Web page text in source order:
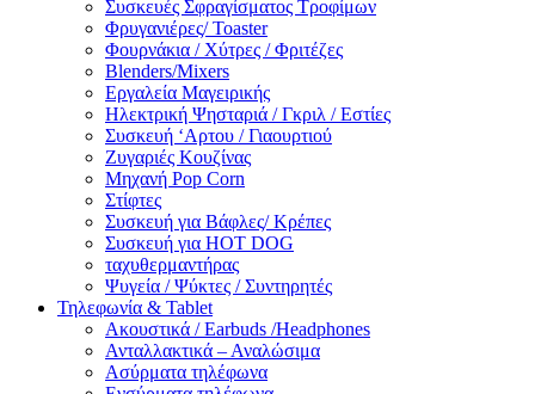
Συσκευές Σφραγίσματος Τροφίμων
Φρυγανιέρες/ Toaster
Φουρνάκια / Χύτρες / Φριτέζες
Blenders/Mixers
Εργαλεία Μαγειρικής
Ηλεκτρική Ψησταριά / Γκριλ / Eστίες
Συσκευή ‘Αρτου / Γιαουρτιού
Ζυγαριές Κουζίνας
Μηχανή Pop Corn
Στίφτες
Συσκευή για Βάφλες/ Κρέπες
Συσκευή για HOT DOG
ταχυθερμαντήρας
Ψυγεία / Ψύκτες / Συντηρητές
Τηλεφωνία & Tablet
Ακουστικά / Earbuds /Headphones
Ανταλλακτικά – Αναλώσιμα
Ασύρματα τηλέφωνα